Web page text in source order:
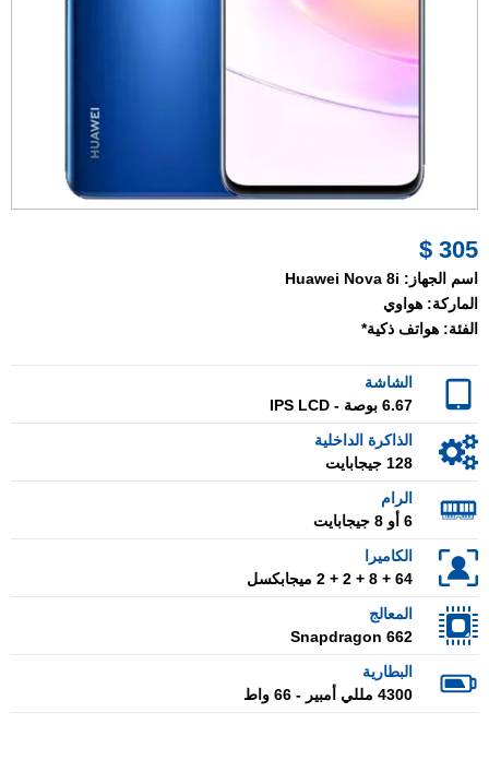
305 $
اسم الجهاز: Huawei Nova 8i
الماركة: هواوي
الفئة: هواتف ذكية*
الشاشة
6.67 بوصة - IPS LCD
الذاكرة الداخلية
128 جيجابايت
الرام
6 أو 8 جيجابايت
الكاميرا
64 + 8 + 2 + 2 ميجابكسل
المعالج
Snapdragon 662
البطارية
4300 مللي أمبير - 66 واط